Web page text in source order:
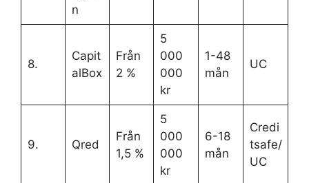
n
8.
Capit
alBox
Från
2 %
5
000
000
kr
1-48
mån
UC
9. Qred
Från
1,5 %
5
000
000
kr
6-18
mån
Credi
tsafe/
UC